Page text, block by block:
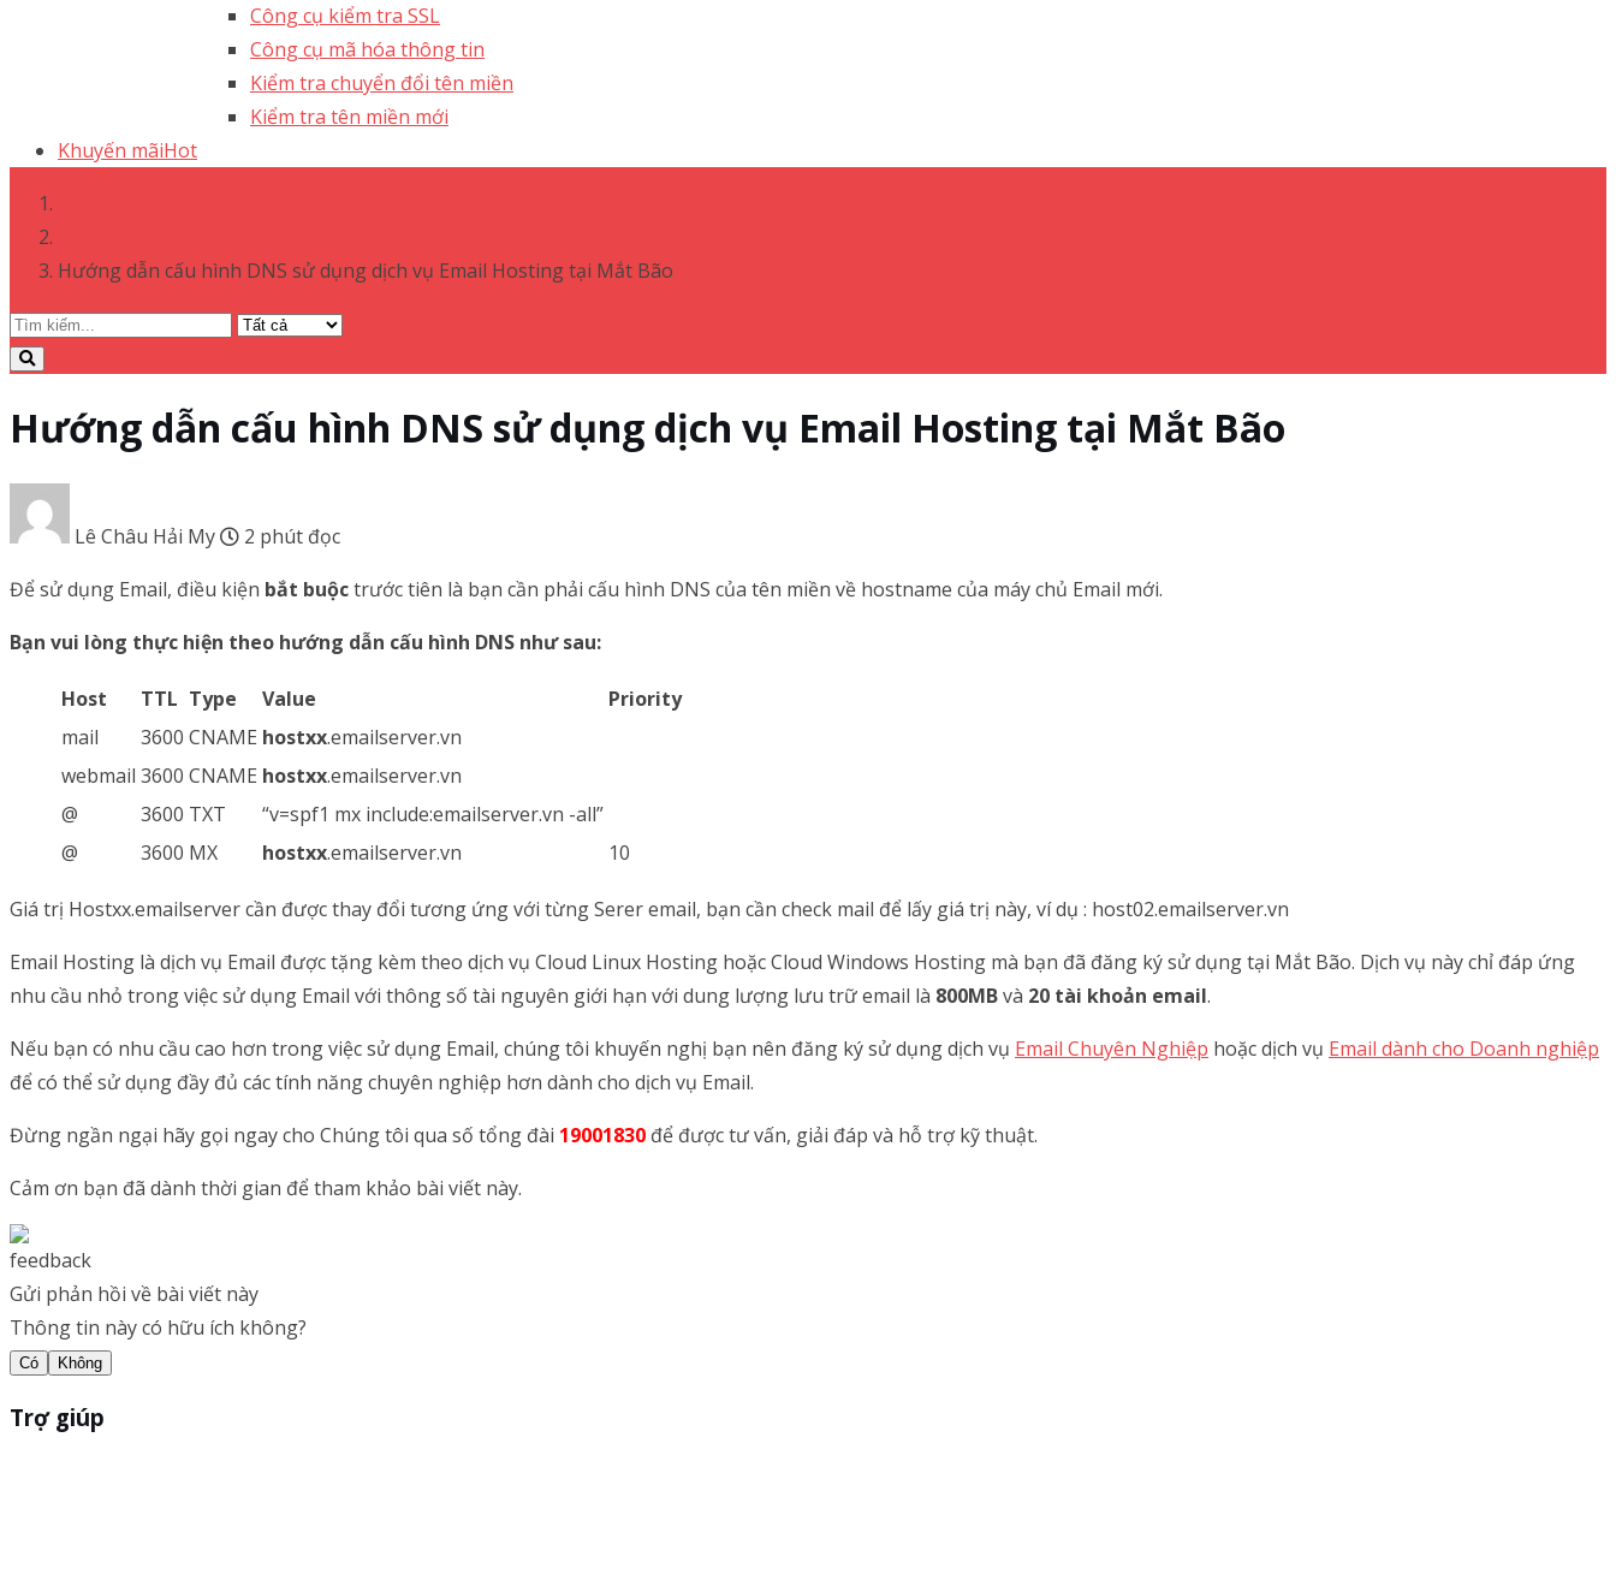
Công cụ kiểm tra SSL
Công cụ mã hóa thông tin
Kiểm tra chuyển đổi tên miền
Kiểm tra tên miền mới
Khuyến mãiHot
Hướng dẫn cấu hình DNS sử dụng dịch vụ Email Hosting tại Mắt Bão
Hướng dẫn cấu hình DNS sử dụng dịch vụ Email Hosting tại Mắt Bão
Lê Châu Hải My
2 phút đọc
Để sử dụng Email, điều kiện bắt buộctrước tiên là bạn cần phải cấu hình DNS của tên miền về hostname của máy chủ Email mới.
Bạn vui lòng thực hiện theo hướng dẫn cấu hình DNS như sau:
Host TTL Type Value
Priority
mail
3600 CNAME hostxx.emailserver.vn
webmail 3600 CNAME hostxx.emailserver.vn
@
3600 TXT
“v=spf1 mx include:emailserver.vn -all”
@
3600 MX hostxx.emailserver.vn 10
Giá trị Hostxx.emailserver cần được thay đổi tương ứng với từng Serer email, bạn cần check mail để lấy giá trị này, ví dụ : host02.emailserver.vn
Email Hosting là dịch vụ Email được tặng kèm theo dịch vụ Cloud Linux Hosting hoặc Cloud Windows Hosting mà bạn đã đăng ký sử dụng tại Mắt Bão. Dịch vụ này chỉ đáp ứng
nhu cầu nhỏ trong việc sử dụng Email với thông số tài nguyên giới hạn với dung lượng lưu trữ email là 800MBvà 20 tài khoản email.
Nếu bạn có nhu cầu cao hơn trong việc sử dụng Email, chúng tôi khuyến nghị bạn nên đăng ký sử dụng dịch vụ Email Chuyên Nghiệp hoặc dịch vụ Email dành cho Doanh nghiệp
để có thể sử dụng đầy đủ các tính năng chuyên nghiệp hơn dành cho dịch vụ Email.
Đừng ngần ngại hãy gọi ngay cho Chúng tôi qua số tổng đài 19001830 để được tư vấn, giải đáp và hỗ trợ kỹ thuật.
Cảm ơn bạn đã dành thời gian để tham khảo bài viết này.
Gửi phản hồi về bài viết này
Thông tin này có hữu ích không?
Có Không
Trợ giúp